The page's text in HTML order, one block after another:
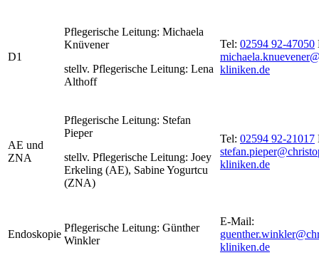
D1
Pflegerische Leitung: Michaela
Knüvener
stellv. Pflegerische Leitung: Lena
Althoff
Tel: 02594 92-47050
kliniken.de
AE und
ZNA
Pflegerische Leitung: Stefan
Pieper
stellv. Pflegerische Leitung: Joey
Erkeling (AE), Sabine Yogurtcu
(ZNA)
Tel: 02594 92-21017
kliniken.de
Endoskopie
Pflegerische Leitung: Günther
Winkler
E-Mail:
kliniken.de